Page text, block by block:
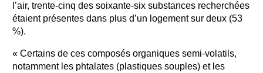
l’air, trente-cinq des soixante-six substances recherchées
étaient présentes dans plus d’un logement sur deux (53
%).
« Certains de ces composés organiques semi-volatils,
notamment les phtalates (plastiques souples) et les